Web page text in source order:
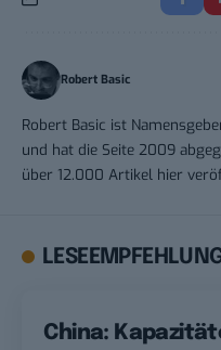
Robert Basic
Robert Basic ist
und hat die Seite 2009
über 12.000 Artikel hier
China: